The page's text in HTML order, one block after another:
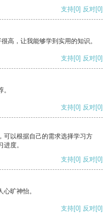
支持[0] 反对[0]
高，让我能够学到实用的知识。
支持[0] 反对[0]
支持[0] 反对[0]
可以根据自己的需求选择学习方
度。
支持[0] 反对[0]
旷神怡。
支持[0] 反对[0]